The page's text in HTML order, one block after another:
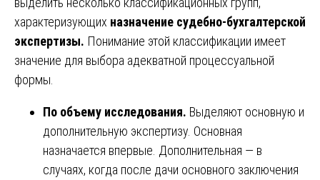
характеризующих назначение судебно-бухгалтерской
экспертизы. Понимание этой классификации имеет
значение для выбора адекватной процессуальной
формы.
По объему исследования. Выделяют основную и
дополнительную экспертизу. Основная
назначается впервые. Дополнительная — в
случаях, когда после дачи основного заключения